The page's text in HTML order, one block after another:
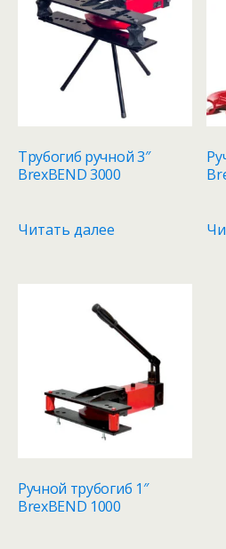
Трубогиб ручной 3″
BrexBEND 3000
Читать далее
Ручной трубогиб 1″
BrexBEND 1000